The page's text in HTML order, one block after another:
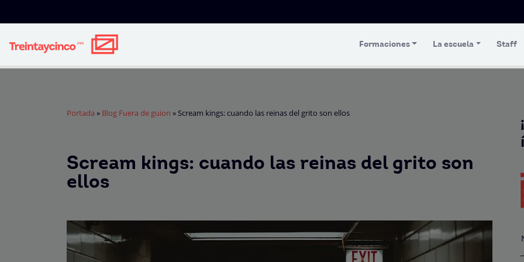
Formaciones La escuela Staff
Portada » Blog Fuera de guion »Scream kings: cuando las reinas del grito son ellos
Scream kings: cuando las reinas del grito son
ellos